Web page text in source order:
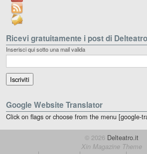
Ricevi gratuitamente i post di
Inserisci qui sotto una mail valida
Google Website Translator
Click on flags or choose from the menu [google-
© 2026 Delteatro.it
Xin Magazine Theme